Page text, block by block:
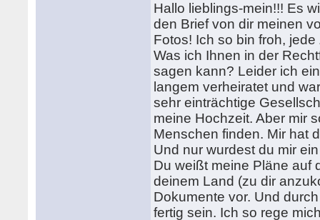
Hallo lieblings-mein!!! Es
den Brief von dir meinen
Fotos! Ich so bin froh,
Was ich Ihnen in der
sagen kann? Leider ich
langem verheiratet und
sehr einträchtige
meine Hochzeit. Aber mir
Menschen finden. Mir hat
Und nur wurdest du mir
Du weißt meine Pläne auf
deinem Land (zu dir
Dokumente vor. Und
fertig sein. Ich so rege